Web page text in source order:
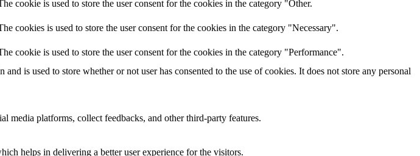
cookie is used to store the user consent for the cookies in the category "Other.
cookies is used to store the user consent for the cookies in the category "Necessary".
cookie is used to store the user consent for the cookies in the category "Performance".
is used to store whether or not user has consented to the use of cookies. It does not store any personal
media platforms, collect feedbacks, and other third-party features.
helps in delivering a better user experience for the visitors.